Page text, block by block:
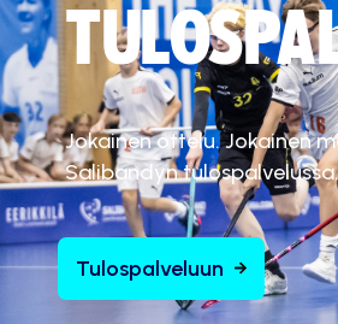
Jokainen ottelu. Jokainen
Salibandyn tulospalvelussa.
Tulospalveluun